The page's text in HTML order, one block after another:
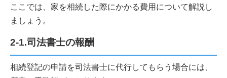
ここでは、家を相続した際にかかる費用について解説し
ましょう。
2-1.司法書士の報酬
相続登記の申請を司法書士に代行してもらう場合には、